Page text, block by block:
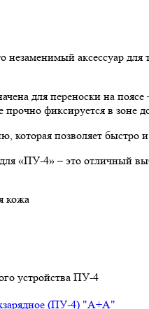
незаменимый аксессуар для
для переноски на
фиксируется в зоне
позволяет быстро и
«ПУ-4» – это отличный
кожа
устройства ПУ-4